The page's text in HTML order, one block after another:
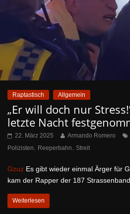
Raptastisch Allgemein
„Er will doch nur
letzte Nacht
22. März 2025 Armando Romero
Polizisten, Reeperbahn, Streit
Gzuz Es gibt wieder einmal Ärger für
kam der Rapper der 187
Weiterlesen